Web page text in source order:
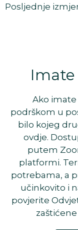
Posljednje
Ako
podrškom u
bilo kojeg
ovdje.
putem
platformi.
potrebama, a
učinkovito i
povjerite